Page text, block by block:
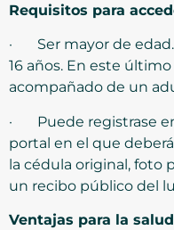
Requisitos para
· Ser mayor de edad.
16 años. En este
acompañado de un
· Puede registrase
portal en el que
la cédula original, foto
un recibo público del
Ventajas para la salud